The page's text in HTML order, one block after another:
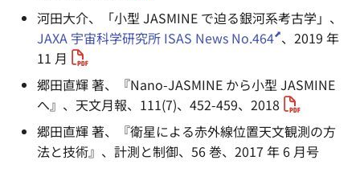
河田大介、「小型 JASMINE で迫る銀河系考古学」、
JAXA 宇宙科学研究所 ISAS News No.464 、2019 年
11 月
郷田直輝 著、『Nano-JASMINE から小型 JASMINE
へ』、天文月報、111(7)、452-459、2018
郷田直輝 著、『衛星による赤外線位置天文観測の方
法と技術』、計測と制御、56 巻、2017 年 6 月号